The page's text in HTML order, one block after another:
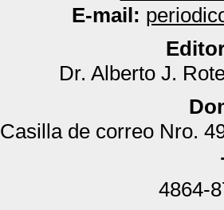
E-mail:
Dr. Alberto J.
Casilla de correo Nro.
4864-